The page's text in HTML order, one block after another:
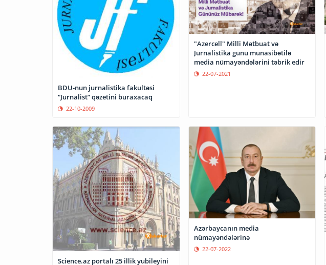
BDU-nun jurnalistika fakultəsi
“Jurnalist” qəzetini buraxacaq
22-10-2009
"Azercell" Milli Mətbuat və
Jurnalistika günü münasibətilə
media nümayəndələrini təbrik edir
22-07-2021
Science.az portalı 25 illik yubileyini
Azərbaycanın media
nümayəndələrinə
22-07-2022